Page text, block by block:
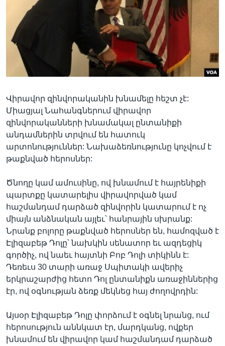
Վիրավոր զինվորականին խնամելը հեշտ չէ:
Միացյալ Նահանգներում վիրավոր
զինվորականների խնամակալ ընտանիքի
անդամներին տրվում են հատուկ
արտոնություններ: Նախաձեռնությունը կոչվում է
թաքնված հերոսներ:
Ծնողը կամ ամուսինը, ով խնամում է հայրենիքի
պարտքը կատարելիս վիրավորված կամ
հաշմանդամ դարձած զինվորին կատարում է ոչ
միայն անձնական այլեւ՝ հանրային սխրանք:
Նրանք բոլորը թաքնված հերոսներ են, համոզված է
Էլիզաբեթ Դոլը՝ նախկին սենատոր եւ ազդեցիկ
գործիչ, ով նաեւ հայտնի Բոբ Դոլի տիկինն է:
Դեռեւս 30 տարի առաջ Սպիտակի ավերիչ
երկրաշարժից հետո Դոլ ընտանիքն առաջիններից
էր, ով օգնության ձեռք մեկնեց հայ ժողովրդին:
Այսօր Էլիզաբեթ Դոլը փորձում է օգնել նրանց, ում
հերոսություն աննկատ էր, մարդկանց, ովքեր
խնամում են վիրավոր կամ հաշմանդամ դարձած